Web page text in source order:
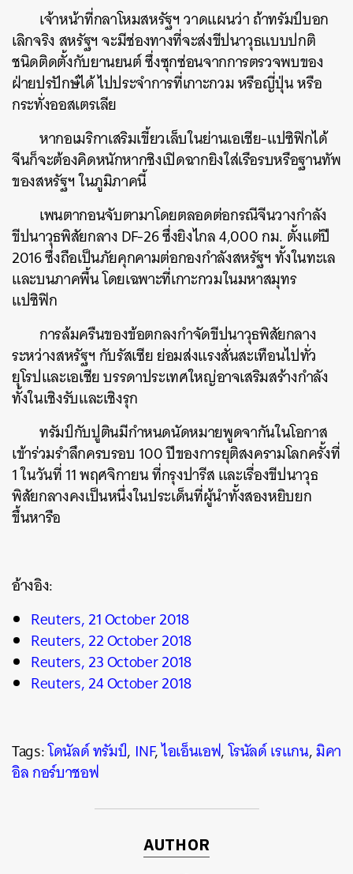
เจ้าหน้าที่กลาโหมสหรัฐฯ วาดแผนว่า ถ้าทรัมป์บอก
เลิกจริง สหรัฐฯ จะมีช่องทางที่จะส่งขีปนาวุธแบบปกติ
ชนิดติดตั้งกับยานยนต์ ซึ่งซุกซ่อนจากการตรวจพบของ
ฝ่ายปรปักษ์ได้ ไปประจำการที่เกาะกวม หรือญี่ปุ่น หรือ
กระทั่งออสเตรเลีย
หากอเมริกาเสริมเขี้ยวเล็บในย่านเอเชีย-แปซิฟิกได้
จีนก็จะต้องคิดหนักหากชิงเปิดฉากยิงใส่เรือรบหรือฐานทัพ
ของสหรัฐฯ ในภูมิภาคนี้
เพนตากอนจับตามาโดยตลอดต่อกรณีจีนวางกำลัง
ขีปนาวุธพิสัยกลาง DF-26 ซึ่งยิงไกล 4,000 กม. ตั้งแต่ปี
2016 ซึ่งถือเป็นภัยคุกคามต่อกองกำลังสหรัฐฯ ทั้งในทะเล
และบนภาคพื้น โดยเฉพาะที่เกาะกวมในมหาสมุทร
แปซิฟิก
การล้มครืนของข้อตกลงกำจัดขีปนาวุธพิสัยกลาง
ระหว่างสหรัฐฯ กับรัสเซีย ย่อมส่งแรงสั่นสะเทือนไปทั่ว
ยุโรปและเอเชีย บรรดาประเทศใหญ่อาจเสริมสร้างกำลัง
ทั้งในเชิงรับและเชิงรุก
ทรัมป์กับปูตินมีกำหนดนัดหมายพูดจากันในโอกาส
เข้าร่วมรำลึกครบรอบ 100 ปีของการยุติสงครามโลกครั้งที่
1 ในวันที่ 11 พฤศจิกายน ที่กรุงปารีส และเรื่องขีปนาวุธ
พิสัยกลางคงเป็นหนึ่งในประเด็นที่ผู้นำทั้งสองหยิบยก
ขึ้นหารือ
อ้างอิง:
Reuters, 21 October 2018
Reuters, 22 October 2018
Reuters, 23 October 2018
Reuters, 24 October 2018
Tags:โดนัลด์ ทรัมป์, INF,ไอเอ็นเอฟ,โรนัลด์ เรแกน,มิคา
อิล กอร์บาชอฟ
AUTHOR